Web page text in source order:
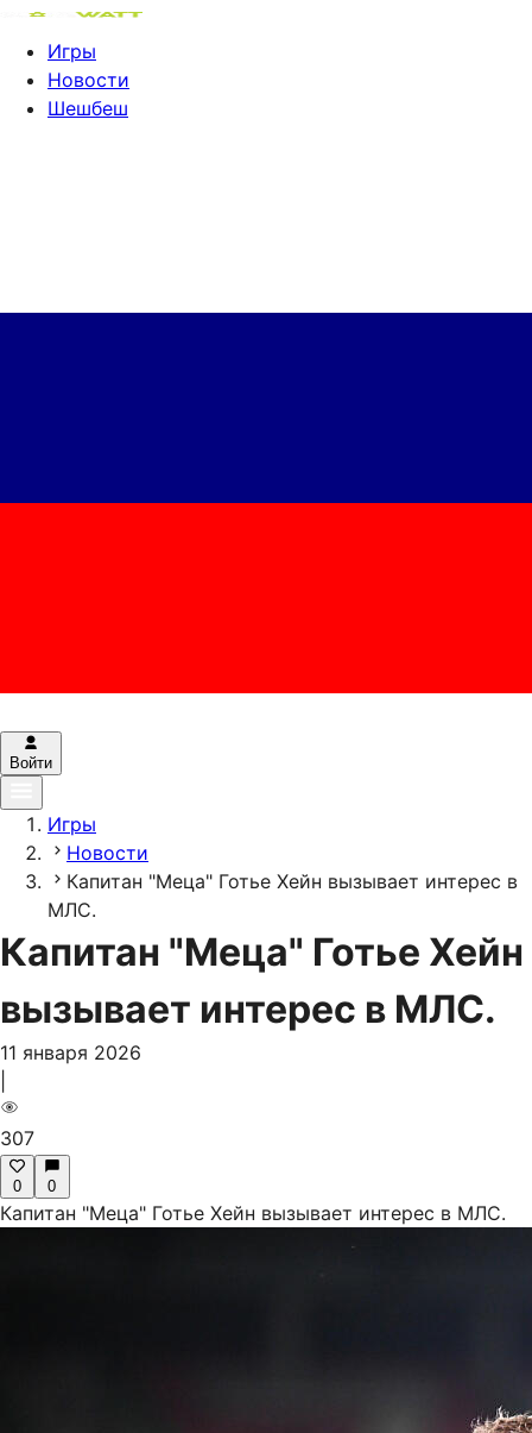
Игры
Новости
Шешбеш
Войти
Игры
Новости
Капитан "Меца" Готье Хейн вызывает интерес в
МЛС.
Капитан "Меца" Готье Хейн
вызывает интерес в МЛС.
11 января 2026
307
0 0
Капитан "Меца" Готье Хейн вызывает интерес в МЛС.